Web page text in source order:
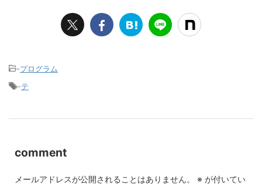
-プログラム
-テ
comment
メールアドレスが公開されることはありません。 ※ が付いてい